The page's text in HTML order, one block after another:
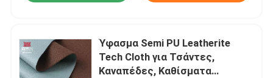
Ύφασμα Semi PU Leatherite
Tech Cloth για Τσάντες,
Καναπέδες, Καθίσματα